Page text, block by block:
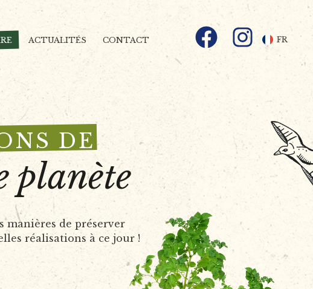
FacebookInstagram
FR
ACTUALITÉS CONTACT
DE
planète
manières de préserver
réalisations à ce jour !